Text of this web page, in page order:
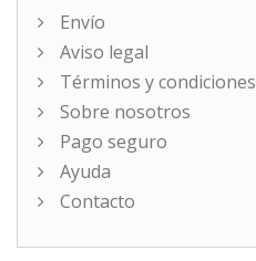
Envío
Aviso legal
Términos y condiciones
Sobre nosotros
Pago seguro
Ayuda
Contacto